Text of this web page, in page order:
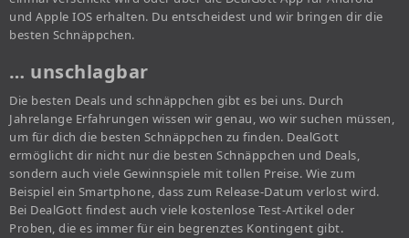
und Apple IOS erhalten. Du entscheidest und wir bringen dir die
besten Schnäppchen.
… unschlagbar
Die besten Deals und schnäppchen gibt es bei uns. Durch
Jahrelange Erfahrungen wissen wir genau, wo wir suchen müssen,
um für dich die besten Schnäppchen zu finden. DealGott
ermöglicht dir nicht nur die besten Schnäppchen und Deals,
sondern auch viele Gewinnspiele mit tollen Preise. Wie zum
Beispiel ein Smartphone, dass zum Release-Datum verlost wird.
Bei DealGott findest auch viele kostenlose Test-Artikel oder
Proben, die es immer für ein begrenztes Kontingent gibt.